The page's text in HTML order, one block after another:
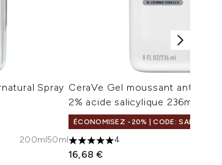
Spray
200ml50ml
CeraVe Gel moussant anti-
2% acide salicylique 236ml
ÉCONOMISEZ -20% | CODE: SALELF
5 étoiles sur un maximum de 5
4
16,68 €